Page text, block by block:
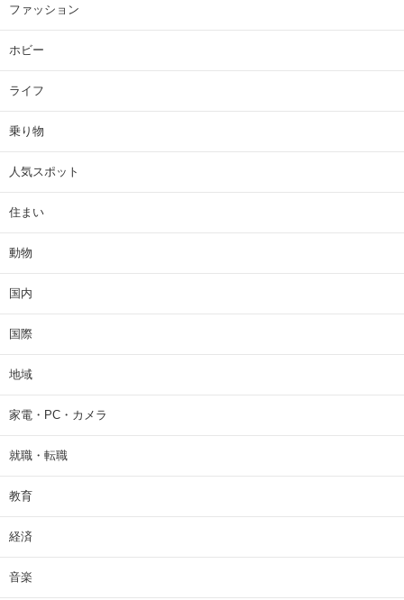
ファッション
ホビー
ライフ
乗り物
人気スポット
住まい
動物
国内
国際
地域
家電・PC・カメラ
就職・転職
教育
経済
音楽